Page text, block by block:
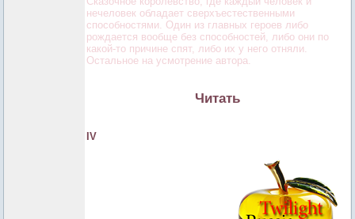
нечеловек обладает сверхъестественными
способностями. Один из главных героев либо
рождается вообще без способностей, либо они по
какой-то причине спят, либо их у него отняли.
Остальное на усмотрение автора.
Читать
IV